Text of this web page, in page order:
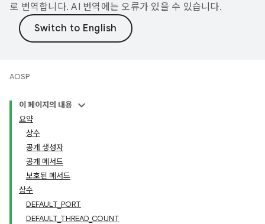
로 번역합니다. AI 번역에는 오류가 있을 수 있습니다.
AOSP
이 페이지의 내용
요약
상수
공개 생성자
공개 메서드
보호된 메서드
상수
DEFAULT_PORT
DEFAULT_THREAD_COUNT